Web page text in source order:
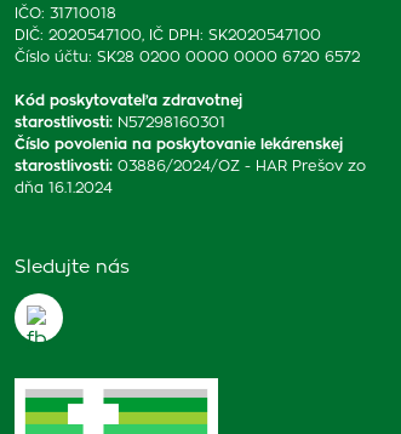
IČO: 31710018
DIČ: 2020547100, IČ DPH: SK2020547100
Číslo účtu: SK28 0200 0000 0000 6720 6572
Kód poskytovateľa zdravotnej
starostlivosti: N57298160301
Číslo povolenia na poskytovanie lekárenskej
starostlivosti: 03886/2024/OZ - HAR Prešov zo
dňa 16.1.2024
Sledujte nás